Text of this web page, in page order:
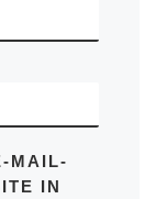
MAIL-
IN